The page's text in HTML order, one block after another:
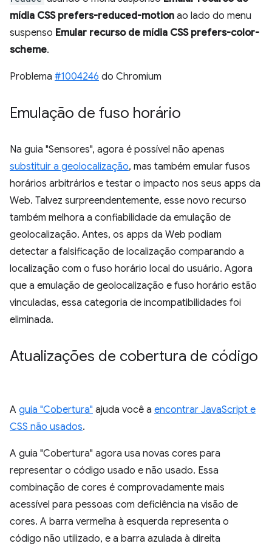
mídia CSS prefers-reduced-motion ao lado do menu
suspenso Emular recurso de mídia CSS prefers-color-
scheme.
Problema #1004246 do Chromium
Emulação de fuso horário
Na guia "Sensores", agora é possível não apenas
substituir a geolocalização, mas também emular fusos
horários arbitrários e testar o impacto nos seus apps da
Web. Talvez surpreendentemente, esse novo recurso
também melhora a confiabilidade da emulação de
geolocalização. Antes, os apps da Web podiam
detectar a falsificação de localização comparando a
localização com o fuso horário local do usuário. Agora
que a emulação de geolocalização e fuso horário estão
vinculadas, essa categoria de incompatibilidades foi
eliminada.
Atualizações de cobertura de código
A guia "Cobertura" ajuda você a encontrar JavaScript e
CSS não usados.
A guia "Cobertura" agora usa novas cores para
representar o código usado e não usado. Essa
combinação de cores é comprovadamente mais
acessível para pessoas com deficiência na visão de
cores. A barra vermelha à esquerda representa o
código não utilizado, e a barra azulada à direita